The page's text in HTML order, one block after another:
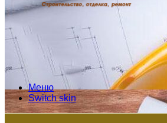
Меню
Switch skin